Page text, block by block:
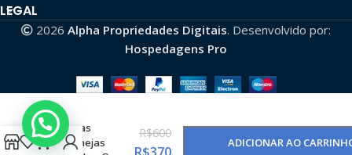
LEGAL
2026 Alpha Propriedades Digitais. Desenvolvido por:
Hospedagens Pro
Canal de
Músicas
Sertanejas
R$600
ADICIONAR AO